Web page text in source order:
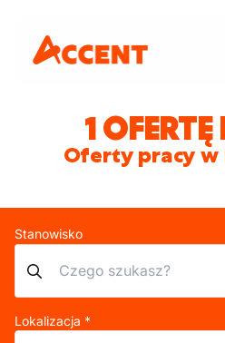
1
Oferty pracy w
Stanowisko
Lokalizacja *